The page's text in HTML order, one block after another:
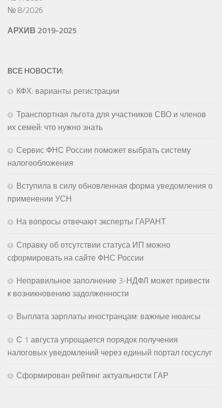
№ 8/2026
АРХИВ 2019-2025
ВСЕ НОВОСТИ:
КФХ: варианты регистрации
Транспортная льгота для участников СВО и членов
их семей: что нужно знать
Сервис ФНС России поможет выбрать систему
налогообложения
Вступила в силу обновленная форма уведомления о
применении УСН
На вопросы отвечают эксперты ГАРАНТ
Справку об отсутствии статуса ИП можно
сформировать на сайте ФНС России
Неправильное заполнение 3-НДФЛ может привести
к возникновению задолженности
Выплата зарплаты иностранцам: важные нюансы
С 1 августа упрощается порядок получения
налоговых уведомлений через единый портал госуслуг
Сформирован рейтинг актуальности ГАР